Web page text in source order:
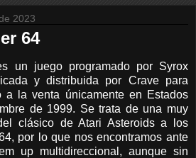
2023
64
un juego programado por Syrox
y distribuida por Crave para
a la venta únicamente en Estados
de 1999. Se trata de una muy
clásico de Atari Asteroids a los
por lo que nos encontramos ante
up multidireccional, aunque sin